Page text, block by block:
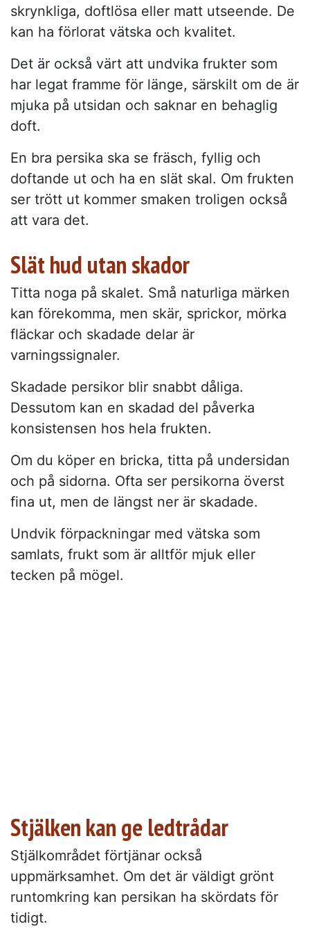
skrynkliga, doftlösa eller matt utseende. De
kan ha förlorat vätska och kvalitet.
Det är också värt att undvika frukter som
har legat framme för länge, särskilt om de är
mjuka på utsidan och saknar en behaglig
doft.
En bra persika ska se fräsch, fyllig och
doftande ut och ha en slät skal. Om frukten
ser trött ut kommer smaken troligen också
att vara det.
Slät hud utan skador
Titta noga på skalet. Små naturliga märken
kan förekomma, men skär, sprickor, mörka
fläckar och skadade delar är
varningssignaler.
Skadade persikor blir snabbt dåliga.
Dessutom kan en skadad del påverka
konsistensen hos hela frukten.
Om du köper en bricka, titta på undersidan
och på sidorna. Ofta ser persikorna överst
fina ut, men de längst ner är skadade.
Undvik förpackningar med vätska som
samlats, frukt som är alltför mjuk eller
tecken på mögel.
Stjälken kan ge ledtrådar
Stjälkområdet förtjänar också
uppmärksamhet. Om det är väldigt grönt
runtomkring kan persikan ha skördats för
tidigt.